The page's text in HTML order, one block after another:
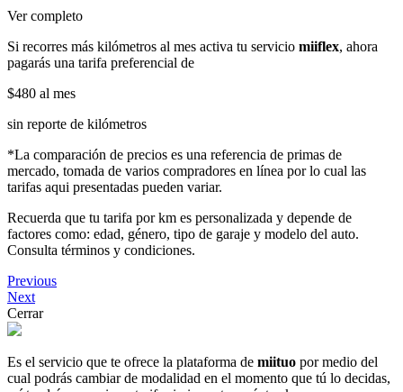
Ver completo
Si recorres más kilómetros al mes activa tu servicio miiflex, ahora
pagarás una tarifa preferencial de
$480 al mes
sin reporte de kilómetros
*La comparación de precios es una referencia de primas de
mercado, tomada de varios compradores en línea por lo cual las
tarifas aqui presentadas pueden variar.
Recuerda que tu tarifa por km es personalizada y depende de
factores como: edad, género, tipo de garaje y modelo del auto.
Consulta términos y condiciones.
Previous
Next
Cerrar
Es el servicio que te ofrece la plataforma de miituo por medio del
cual podrás cambiar de modalidad en el momento que tú lo decidas,